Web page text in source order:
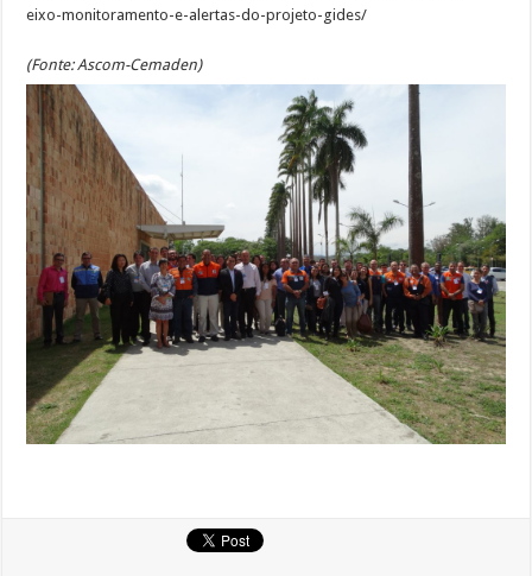
eixo-monitoramento-e-alertas-do-projeto-gides/
(Fonte: Ascom-Cemaden)